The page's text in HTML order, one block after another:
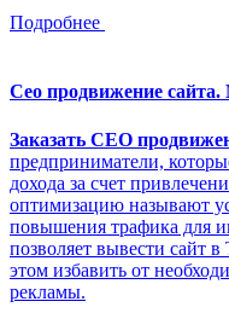
Подробнее
Сео продвижение сайта.
Заказать СЕО
предприниматели,
дохода за счет
оптимизацию называют
повышения трафика для
позволяет вывести сайт
этом избавить от
рекламы.